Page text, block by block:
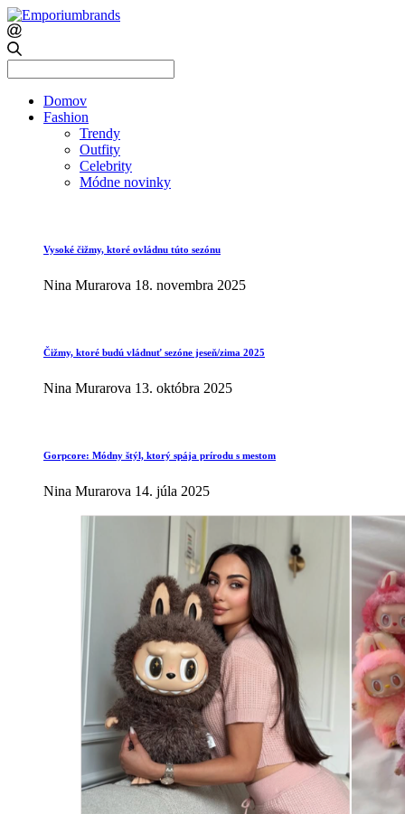
for:
Domov
Fashion
Trendy
Outfity
Celebrity
Módne novinky
Vysoké čižmy, ktoré ovládnu túto sezónu
Nina Murarova 18. novembra 2025
Čižmy, ktoré budú vládnuť sezóne jeseň/zima 2025
Nina Murarova 13. októbra 2025
Gorpcore: Módny štýl, ktorý spája prírodu s mestom
Nina Murarova 14. júla 2025